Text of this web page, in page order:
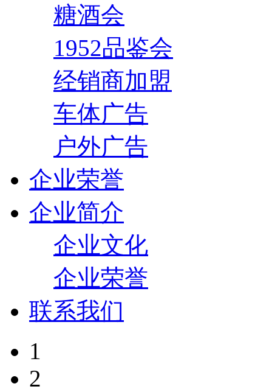
糖酒会
1952品鉴会
经销商加盟
车体广告
户外广告
企业荣誉
企业简介
企业文化
企业荣誉
联系我们
1
2